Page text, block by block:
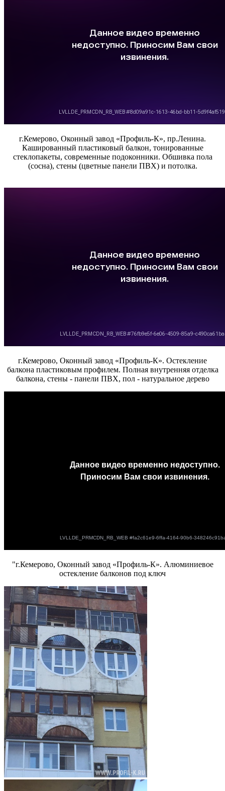
г.Кемерово, Оконный завод «Профиль-К», пр.Ленина.
Кашированный пластиковый балкон, тонированные
стеклопакеты, современные подоконники. Обшивка пола
(сосна), стены (цветные панели ПВХ) и потолка.
г.Кемерово, Оконный завод «Профиль-К». Остекление
балкона пластиковым профилем. Полная внутренняя отделка
балкона, стены - панели ПВХ, пол - натуральное дерево
"г.Кемерово, Оконный завод «Профиль-К». Алюминиевое
остекление балконов под ключ